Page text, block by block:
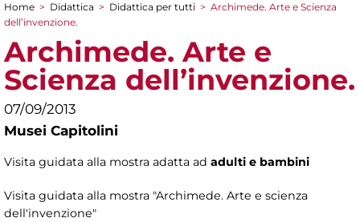
Tu sei qui
Home > Didattica > Didattica per tutti > Archimede. Arte e Scienza
dell’invenzione.
Archimede. Arte e
Scienza dell’invenzione.
07/09/2013
Musei Capitolini
Visita guidata alla mostra adatta ad adulti e bambini
Visita guidata alla mostra "Archimede. Arte e scienza
dell'invenzione"